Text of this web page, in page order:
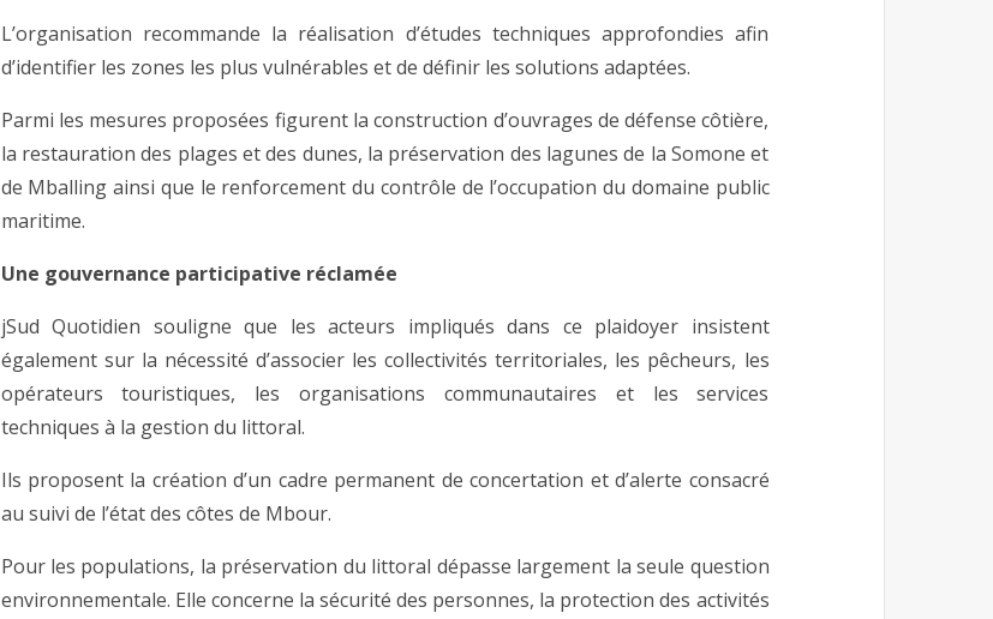
L’organisation recommande la réalisation d’études techniques approfondies afin
d’identifier les zones les plus vulnérables et de définir les solutions adaptées.
Parmi les mesures proposées figurent la construction d’ouvrages de défense côtière,
la restauration des plages et des dunes, la préservation des lagunes de la Somone et
de Mballing ainsi que le renforcement du contrôle de l’occupation du domaine public
maritime.
Une gouvernance participative réclamée
jSud Quotidien souligne que les acteurs impliqués dans ce plaidoyer insistent
également sur la nécessité d’associer les collectivités territoriales, les pêcheurs, les
opérateurs touristiques, les organisations communautaires et les services
techniques à la gestion du littoral.
Ils proposent la création d’un cadre permanent de concertation et d’alerte consacré
au suivi de l’état des côtes de Mbour.
Pour les populations, la préservation du littoral dépasse largement la seule question
environnementale. Elle concerne la sécurité des personnes, la protection des activités